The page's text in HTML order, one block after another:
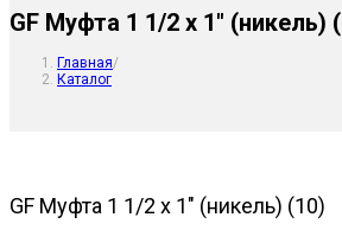
GF Муфта 1 1/2 х 1″ (никель)
Главная/
Каталог
GF Муфта 1 1/2 х 1″ (никель) (10)